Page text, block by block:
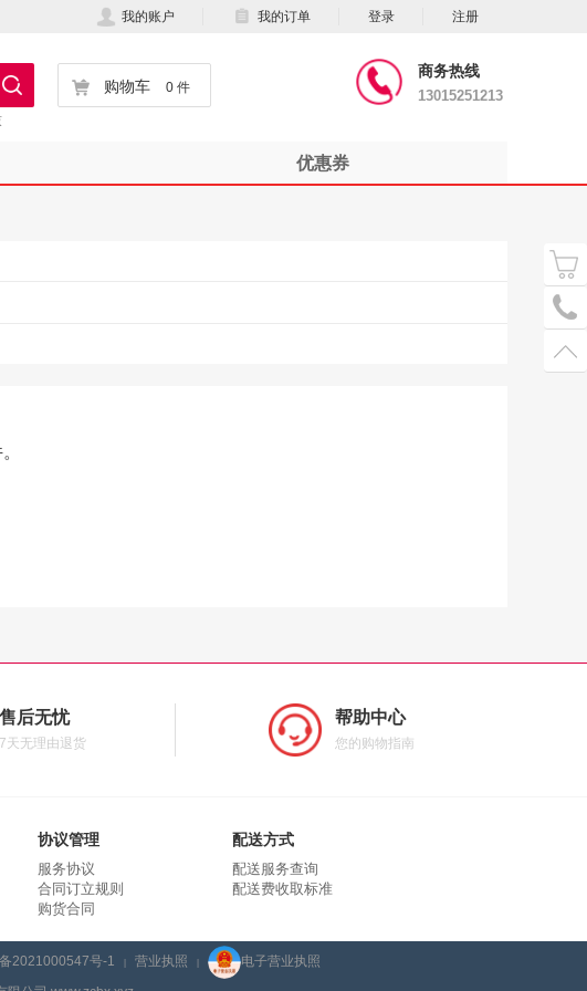
我的账户 我的订单 登录 注册
购物车 0 件
商务热线
13015251213
优惠券
售后无忧
7天无理由退货
帮助中心
您的购物指南
协议管理
服务协议
合同订立规则
购货合同
配送方式
配送服务查询
配送费收取标准
2021000547号-1 | 营业执照 | 电子营业执照